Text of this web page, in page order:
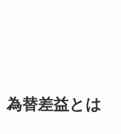
為替差益とは